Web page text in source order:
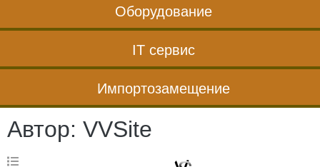
Оборудование
IT сервис
Импортозамещение
Автор: VVSite